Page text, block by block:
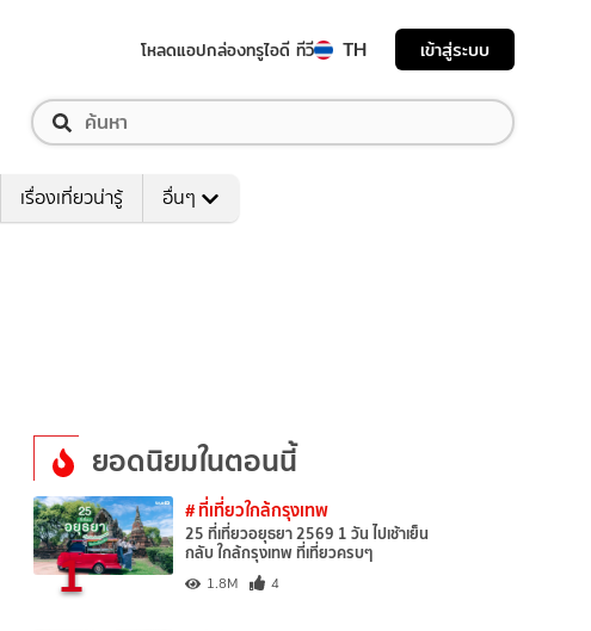
โหลดแอปกล่องทรูไอดี ทีวี TH เข้าสู่ระบบ
เรื่องเที่ยวน่ารู้ อื่นๆ
ยอดนิยมในตอนนี้
1
# ที่เที่ยวใกล้กรุงเทพ
25 ที่เที่ยวอยุธยา 2569 1 วัน ไปเช้าเย็น
กลับ ใกล้กรุงเทพ ที่เที่ยวครบๆ
1.8M 4